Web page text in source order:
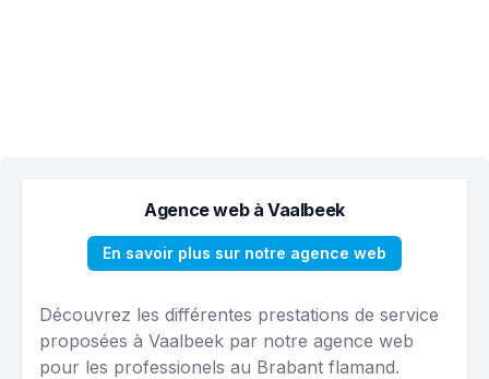
Agence web à Vaalbeek
En savoir plus sur notre agence web
Découvrez les différentes prestations de service
proposées à Vaalbeek par notre agence web
pour les professionels au Brabant flamand.